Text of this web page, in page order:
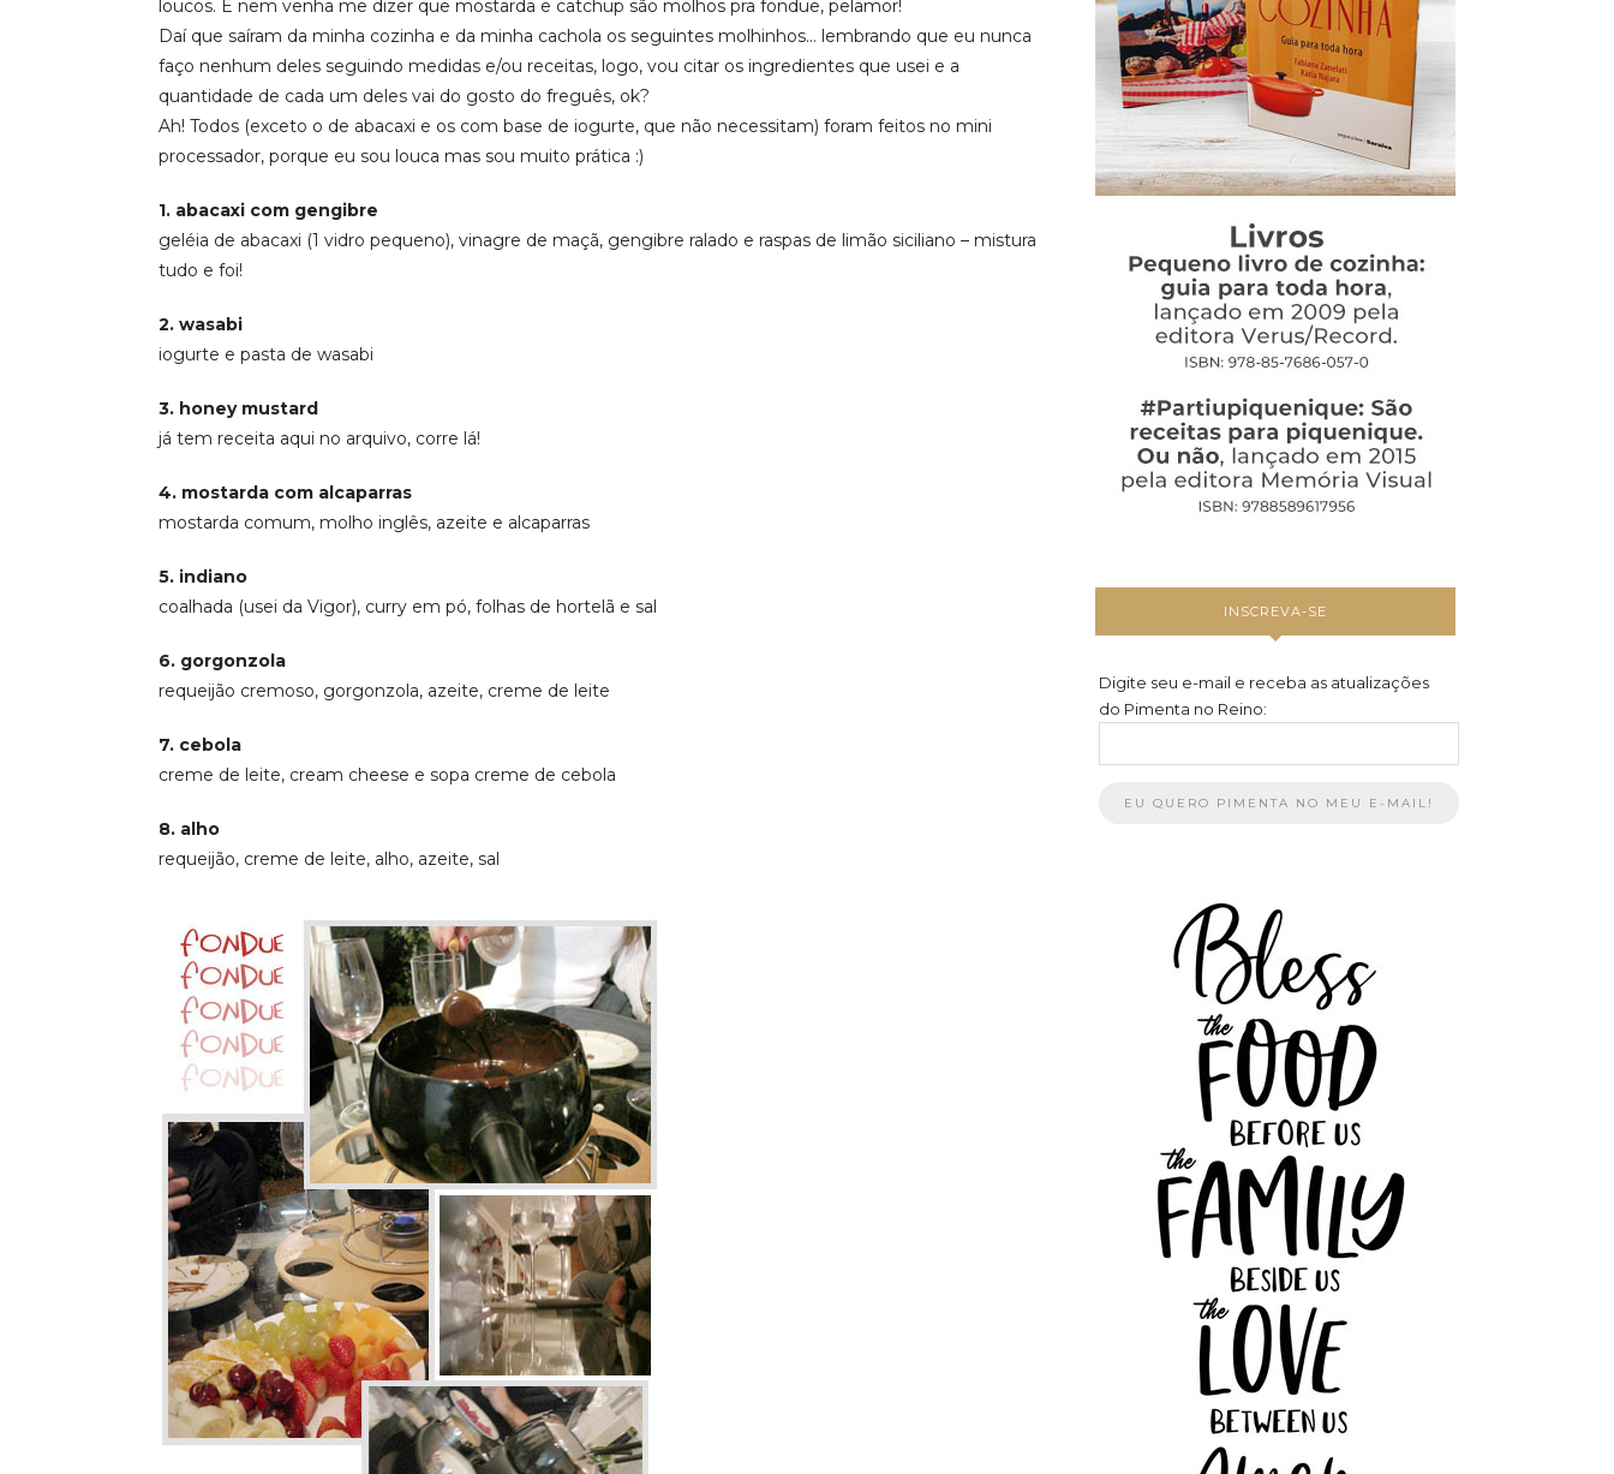
loucos. E nem venha me dizer que mostarda e catchup são molhos pra fondue, pelamor!
Daí que saíram da minha cozinha e da minha cachola os seguintes molhinhos… lembrando que eu nunca
faço nenhum deles seguindo medidas e/ou receitas, logo, vou citar os ingredientes que usei e a
quantidade de cada um deles vai do gosto do freguês, ok?
Ah! Todos (exceto o de abacaxi e os com base de iogurte, que não necessitam) foram feitos no mini
processador, porque eu sou louca mas sou muito prática :)
1. abacaxi com gengibre
geléia de abacaxi (1 vidro pequeno), vinagre de maçã, gengibre ralado e raspas de limão siciliano – mistura
tudo e foi!
2. wasabi
iogurte e pasta de wasabi
3. honey mustard
já tem receita aqui no arquivo, corre lá!
4. mostarda com alcaparras
mostarda comum, molho inglês, azeite e alcaparras
5. indiano
coalhada (usei da Vigor), curry em pó, folhas de hortelã e sal
6. gorgonzola
requeijão cremoso, gorgonzola, azeite, creme de leite
7. cebola
creme de leite, cream cheese e sopa creme de cebola
8. alho
requeijão, creme de leite, alho, azeite, sal
INSCREVA-SE
Digite seu e-mail e receba as atualizações
do Pimenta no Reino: